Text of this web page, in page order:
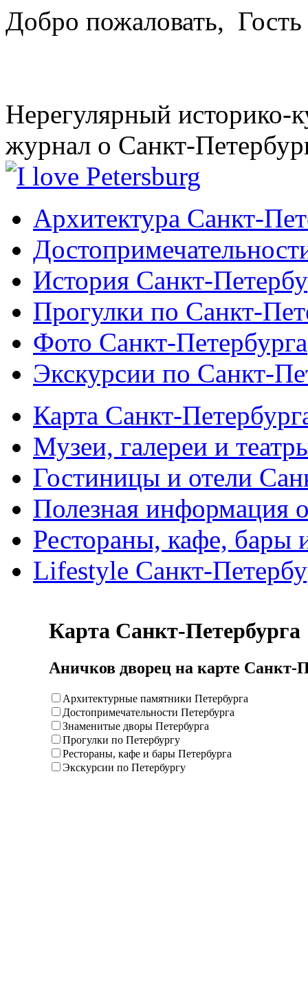
Добро пожаловать, Гость
Нерегулярный историко-
журнал о Санкт-
Архитектура Санкт-
История Санкт-
Прогулки по Санкт-
Фото Санкт-Петербурга
Экскурсии по Санкт-
Карта Санкт-
Музеи, галереи и
Гостиницы и отели
Полезная информация
Рестораны, кафе, бары
Lifestyle Санкт-
Карта Санкт-Петербурга
Аничков дворец на карте Санкт-
Архитектурные памятники Петербурга
Достопримечательности Петербурга
Знаменитые дворы Петербурга
Прогулки по Петербургу
Рестораны, кафе и бары Петербурга
Экскурсии по Петербургу